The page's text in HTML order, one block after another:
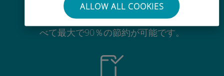
ALLOW ALL COOKIES
お客様が普段お使いのキャリアでロ
ーミングサービスを使った場合に比
べて最大で90％の節約が可能です。